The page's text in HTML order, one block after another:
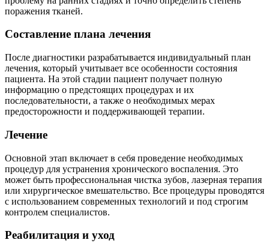
поражения тканей.
Составление плана лечения
После диагностики разрабатывается индивидуальный план
лечения, который учитывает все особенности состояния
пациента. На этой стадии пациент получает полную
информацию о предстоящих процедурах и их
последовательности, а также о необходимых мерах
предосторожности и поддерживающей терапии.
Лечение
Основной этап включает в себя проведение необходимых
процедур для устранения хронического воспаления. Это
может быть профессиональная чистка зубов, лазерная терапия
или хирургическое вмешательство. Все процедуры проводятся
с использованием современных технологий и под строгим
контролем специалистов.
Реабилитация и уход